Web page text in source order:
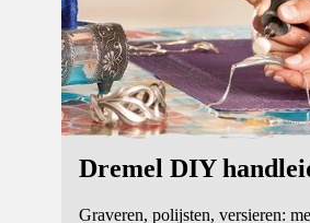
Dremel DIY
Graveren, polijsten, versieren: